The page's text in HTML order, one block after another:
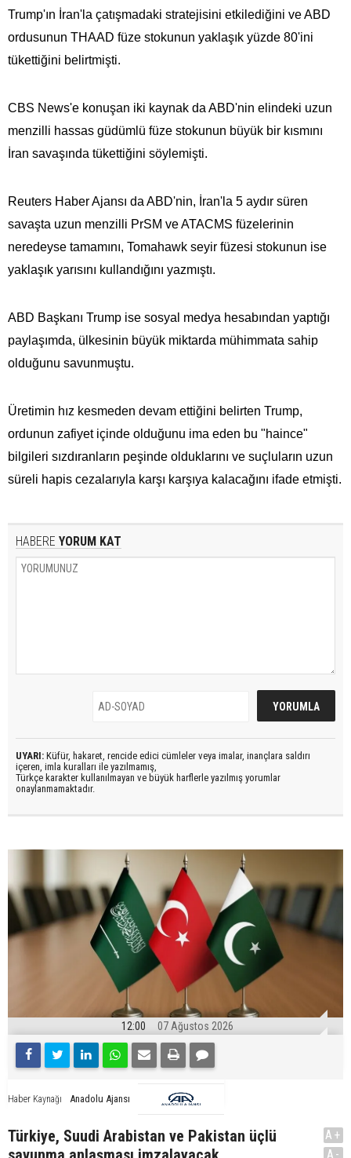
Trump'ın İran'la çatışmadaki stratejisini etkilediğini ve ABD
ordusunun THAAD füze stokunun yaklaşık yüzde 80'ini
tükettiğini belirtmişti.
CBS News'e konuşan iki kaynak da ABD'nin elindeki uzun
menzilli hassas güdümlü füze stokunun büyük bir kısmını
İran savaşında tükettiğini söylemişti.
Reuters Haber Ajansı da ABD'nin, İran'la 5 aydır süren
savaşta uzun menzilli PrSM ve ATACMS füzelerinin
neredeyse tamamını, Tomahawk seyir füzesi stokunun ise
yaklaşık yarısını kullandığını yazmıştı.
ABD Başkanı Trump ise sosyal medya hesabından yaptığı
paylaşımda, ülkesinin büyük miktarda mühimmata​​​​​​​ sahip
olduğunu savunmuştu.
Üretimin hız kesmeden devam ettiğini belirten Trump,
ordunun zafiyet içinde olduğunu ima eden bu "haince"
bilgileri sızdıranların peşinde olduklarını ve suçluların uzun
süreli hapis cezalarıyla karşı karşıya kalacağını ifade etmişti.
HABERE YORUM KAT
UYARI: Küfür, hakaret, rencide edici cümleler veya imalar, inançlara saldırı
içeren, imla kuralları ile yazılmamış,
Türkçe karakter kullanılmayan ve büyük harflerle yazılmış yorumlar
onaylanmamaktadır.
12:00 07 Ağustos 2026
Haber Kaynağı Anadolu Ajansı
Türkiye, Suudi Arabistan ve Pakistan üçlü
A+
A-